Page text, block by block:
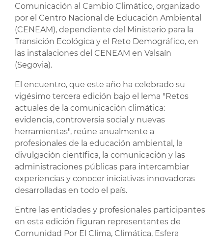
Comunicación al Cambio Climático, organizado
por el Centro Nacional de Educación Ambiental
(CENEAM), dependiente del Ministerio para la
Transición Ecológica y el Reto Demográfico, en
las instalaciones del CENEAM en Valsaín
(Segovia).
El encuentro, que este año ha celebrado su
vigésimo tercera edición bajo el lema "Retos
actuales de la comunicación climática:
evidencia, controversia social y nuevas
herramientas", reúne anualmente a
profesionales de la educación ambiental, la
divulgación científica, la comunicación y las
administraciones públicas para intercambiar
experiencias y conocer iniciativas innovadoras
desarrolladas en todo el país.
Entre las entidades y profesionales participantes
en esta edición figuran representantes de
Comunidad Por El Clima, Climática, Esfera